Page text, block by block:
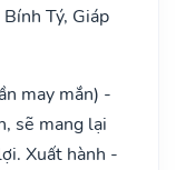
Tý, Giáp
may mắn) -
sẽ mang lại
Xuất hành -